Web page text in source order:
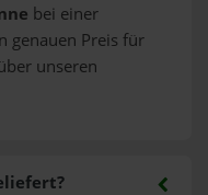
bei einer
genauen Preis für
unseren